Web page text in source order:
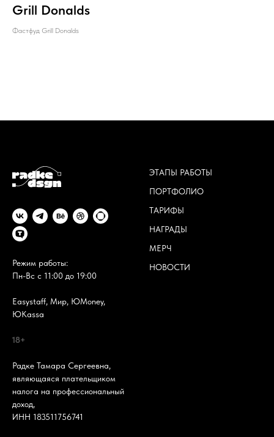
Grill Donalds
Фастфуд Grill Donalds
Режим работы:
Пн-Вс с 11:00 до 19:00
Easystaff, Мир, ЮMoney,
ЮKassa
18+
Радке Тамара Сергеевна,
являющаяся плательщиком
налога на профессиональный
доход,
ИНН 183511756741
ЭТАПЫ РАБОТЫ
ПОРТФОЛИО
ТАРИФЫ
НАГРАДЫ
МЕРЧ
НОВОСТИ